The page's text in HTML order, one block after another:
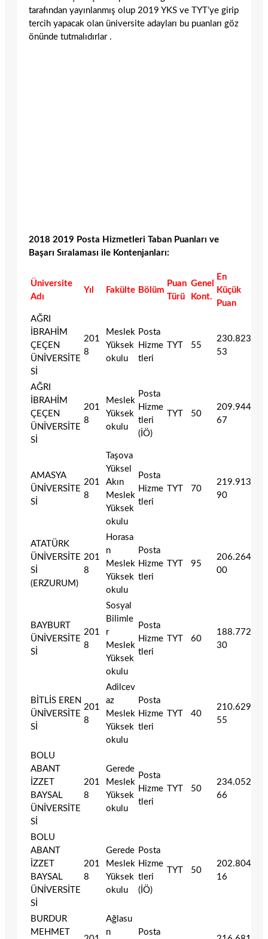
tarafından yayınlanmış olup 2019 YKS ve TYT’ye girip
tercih yapacak olan üniversite adayları bu puanları göz
önünde tutmalıdırlar .
2018 2019 Posta Hizmetleri Taban Puanları ve
Başarı Sıralaması ile Kontenjanları:
Üniversite
Adı
Yıl Fakülte Bölüm
Puan
Türü
Genel
Kont.
En
Küçük
Puan
AĞRI
İBRAHİM
ÇEÇEN
ÜNİVERSİTE
Sİ
201
8
Meslek
Yüksek
okulu
Posta
Hizme
tleri
TYT 55
230.823
53
AĞRI
İBRAHİM
ÇEÇEN
ÜNİVERSİTE
Sİ
201
8
Meslek
Yüksek
okulu
Posta
Hizme
tleri
(İÖ)
TYT 50
209.944
67
AMASYA
ÜNİVERSİTE
Sİ
201
8
Taşova
Yüksel
Akın
Meslek
Yüksek
okulu
Posta
Hizme
tleri
TYT 70
219.913
90
ATATÜRK
ÜNİVERSİTE
Sİ
(ERZURUM)
201
8
Horasa
n
Meslek
Yüksek
okulu
Posta
Hizme
tleri
TYT 95
206.264
00
BAYBURT
ÜNİVERSİTE
Sİ
201
8
Sosyal
Bilimle
r
Meslek
Yüksek
okulu
Posta
Hizme
tleri
TYT 60
188.772
30
BİTLİS EREN
ÜNİVERSİTE
Sİ
201
8
Adilcev
az
Meslek
Yüksek
okulu
Posta
Hizme
tleri
TYT 40
210.629
55
BOLU
ABANT
İZZET
BAYSAL
ÜNİVERSİTE
Sİ
201
8
Gerede
Meslek
Yüksek
okulu
Posta
Hizme
tleri
TYT 50
234.052
66
BOLU
ABANT
İZZET
BAYSAL
ÜNİVERSİTE
Sİ
201
8
Gerede
Meslek
Yüksek
okulu
Posta
Hizme
tleri
(İÖ)
TYT 50
202.804
16
BURDUR
MEHMET
Ağlasu
n
Posta